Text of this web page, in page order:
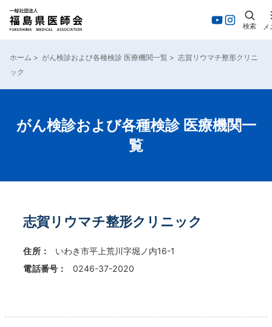
検索 メ
ホーム > がん検診および各種検診 医療機関一覧 > 志賀リウマチ整形クリニ
ック
がん検診および各種検診 医療機関一
覧
志賀リウマチ整形クリニック
住所：
いわき市平上荒川字堀ノ内16-1
電話番号：
0246-37-2020